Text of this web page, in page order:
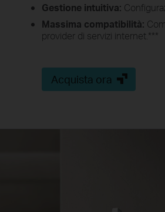
Gestione intuitiva:
Massima compatibilità:
provider di servizi internet.***
Acquista ora